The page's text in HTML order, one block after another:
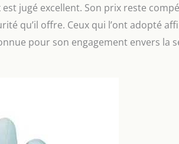
jugé excellent. Son prix reste
qu’il offre. Ceux qui l’ont adopté
pour son engagement envers la